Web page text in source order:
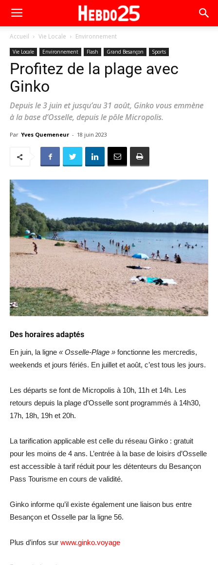
Accueil Vie Locale Environnement
Vie Locale Environnement Flash Grand Besançon Sports
Profitez de la plage avec
Ginko
Depuis le 3 juin et jusqu’au 31 août, Ginko vous emmène
à la base d’Osselle, depuis le pôle Micropolis.
Par Yves Quemeneur - 18 juin 2023
Des horaires adaptés
En juin, la ligne « Osselle-Plage » fonctionne les mercredis,
weekends et jours fériés. En juillet et août, c’est tous les jours.
Les départs se font de Micropolis à 10h, 11h et 14h. Les
retours depuis la plage d’Osselle sont programmés à 14h30,
17h, 18h, 19h et 20h.
La tarification applicable est celle du réseau Ginko : gratuit
pour les moins de 4 ans. L’entrée à la base de loisirs d’Osselle
est accessible à tarif réduit pour les détenteurs du Besançon
Pass Tourisme en cours de validité.
Ginko informe qu’il existe également une liaison bus entre
Besançon et Osselle par la ligne 56.
Plus d’infos sur www.ginko.voyage